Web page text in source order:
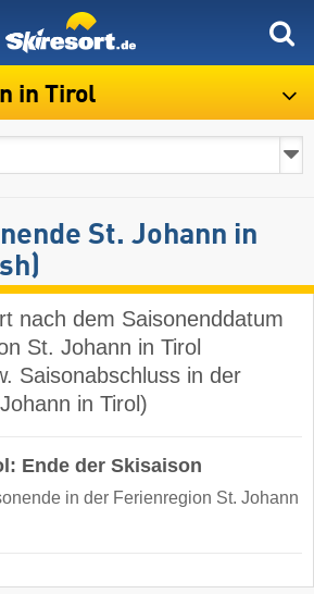
in Tirol
St. Johann in
nach dem Saisonenddatum
St. Johann in Tirol
Saisonabschluss in der
in Tirol)
Ende der Skisaison
in der Ferienregion St. Johann